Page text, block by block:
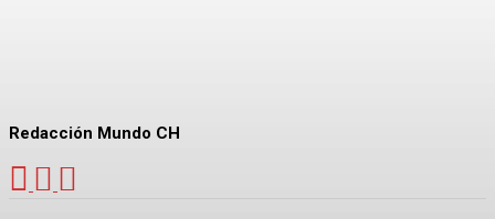
Redacción Mundo CH